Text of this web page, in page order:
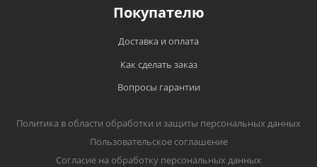
Покупателю
Доставка и оплата
Как сделать заказ
Вопросы гарантии
Политика в области обработки и защиты персональных данных
Пользовательское соглашение
Согласие на обработку персональных данных